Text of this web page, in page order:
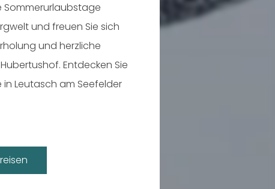
Sommerurlaubstage
und freuen Sie sich
und herzliche
Entdecken Sie
in Leutasch am Seefelder